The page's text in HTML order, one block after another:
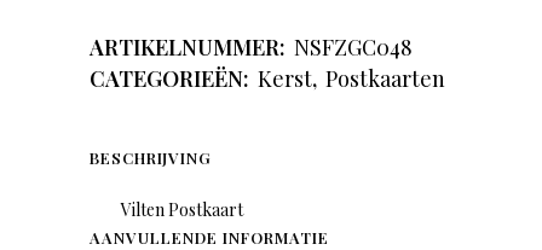
ARTIKELNUMMER: NSFZGC048
CATEGORIEËN: Kerst, Postkaarten
BESCHRIJVING
Vilten Postkaart
AANVULLENDE INFORMATIE